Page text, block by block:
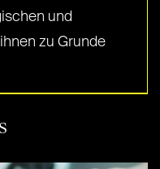
und
zu Grunde